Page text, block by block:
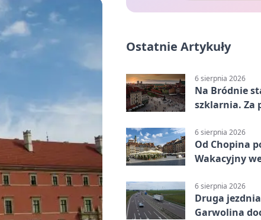
Ostatnie Artykuły
6 sierpnia 2026
Na Bródnie
szklarnia. Za
6 sierpnia 2026
Od Chopina
Wakacyjny
6 sierpnia 2026
Druga
Garwolina